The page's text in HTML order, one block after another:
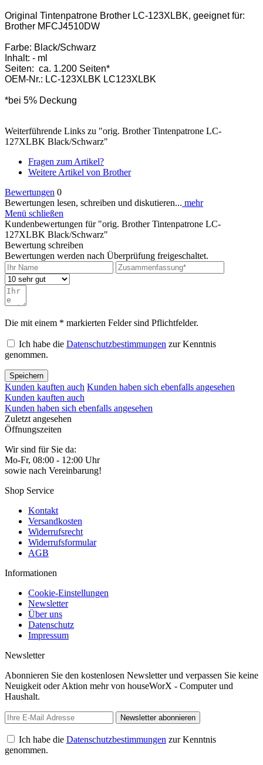
Original Tintenpatrone Brother LC-123XLBK, geeignet für:
Brother MFCJ4510DW
Farbe: Black/Schwarz
Inhalt: - ml
Seiten: ca. 1.200 Seiten*
OEM-Nr.: LC-123XLBK LC123XLBK
*bei 5% Deckung
Weiterführende Links zu "orig. Brother Tintenpatrone LC-
127XLBK Black/Schwarz"
Fragen zum Artikel?
Weitere Artikel von Brother
Bewertungen 0
Bewertungen lesen, schreiben und diskutieren... mehr
Menü schließen
Kundenbewertungen für "orig. Brother Tintenpatrone LC-
127XLBK Black/Schwarz"
Bewertung schreiben
Bewertungen werden nach Überprüfung freigeschaltet.
Die mit einem * markierten Felder sind Pflichtfelder.
Ich habe die Datenschutzbestimmungen zur Kenntnis
genommen.
Speichern
Kunden kauften auch Kunden haben sich ebenfalls angesehen
Kunden kauften auch
Kunden haben sich ebenfalls angesehen
Zuletzt angesehen
Öffnungszeiten
Wir sind für Sie da:
Mo-Fr, 08:00 - 12:00 Uhr
sowie nach Vereinbarung!
Shop Service
Kontakt
Versandkosten
Widerrufsrecht
Widerrufsformular
AGB
Informationen
Cookie-Einstellungen
Newsletter
Über uns
Datenschutz
Impressum
Newsletter
Abonnieren Sie den kostenlosen Newsletter und verpassen Sie keine
Neuigkeit oder Aktion mehr von houseWorX - Computer und
Haushalt.
Newsletter abonnieren
Ich habe die Datenschutzbestimmungen zur Kenntnis
genommen.